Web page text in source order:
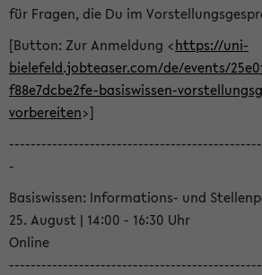
für Fragen, die Du im
[Button: Zur Anmeldung <https://uni-
bielefeld.jobteaser.com/de/events/
f88e7dcbe2fe-basiswissen-
vorbereiten>]
-
Basiswissen: Informations- und
25. August | 14:00 - 16:30 Uhr
Online